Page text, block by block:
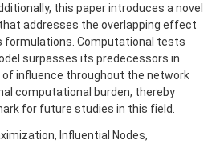
this paper introduces a novel
addresses the overlapping effect
formulations. Computational tests
surpasses its predecessors in
influence throughout the network
computational burden, thereby
for future studies in this field.
Influential Nodes,